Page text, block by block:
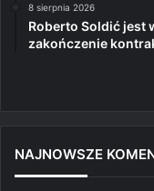
8 sierpnia 2026
Roberto Soldić jest
zakończenie
NAJNOWSZE